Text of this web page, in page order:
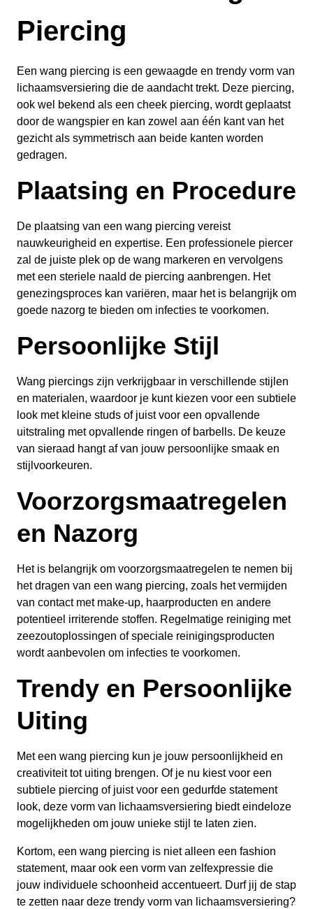
Piercing
Een wang piercing is een gewaagde en trendy vorm van
lichaamsversiering die de aandacht trekt. Deze piercing,
ook wel bekend als een cheek piercing, wordt geplaatst
door de wangspier en kan zowel aan één kant van het
gezicht als symmetrisch aan beide kanten worden
gedragen.
Plaatsing en Procedure
De plaatsing van een wang piercing vereist
nauwkeurigheid en expertise. Een professionele piercer
zal de juiste plek op de wang markeren en vervolgens
met een steriele naald de piercing aanbrengen. Het
genezingsproces kan variëren, maar het is belangrijk om
goede nazorg te bieden om infecties te voorkomen.
Persoonlijke Stijl
Wang piercings zijn verkrijgbaar in verschillende stijlen
en materialen, waardoor je kunt kiezen voor een subtiele
look met kleine studs of juist voor een opvallende
uitstraling met opvallende ringen of barbells. De keuze
van sieraad hangt af van jouw persoonlijke smaak en
stijlvoorkeuren.
Voorzorgsmaatregelen
en Nazorg
Het is belangrijk om voorzorgsmaatregelen te nemen bij
het dragen van een wang piercing, zoals het vermijden
van contact met make-up, haarproducten en andere
potentieel irriterende stoffen. Regelmatige reiniging met
zeezoutoplossingen of speciale reinigingsproducten
wordt aanbevolen om infecties te voorkomen.
Trendy en Persoonlijke
Uiting
Met een wang piercing kun je jouw persoonlijkheid en
creativiteit tot uiting brengen. Of je nu kiest voor een
subtiele piercing of juist voor een gedurfde statement
look, deze vorm van lichaamsversiering biedt eindeloze
mogelijkheden om jouw unieke stijl te laten zien.
Kortom, een wang piercing is niet alleen een fashion
statement, maar ook een vorm van zelfexpressie die
jouw individuele schoonheid accentueert. Durf jij de stap
te zetten naar deze trendy vorm van lichaamsversiering?